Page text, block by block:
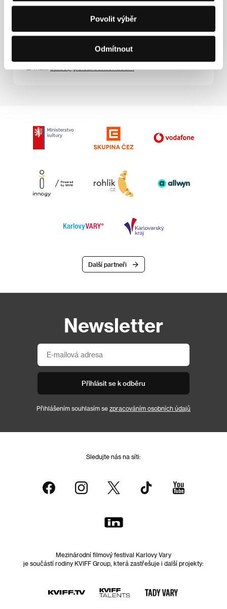
Povolit výběr
Odmítnout
59 - 61 Passage Choiseul, 75002, Paris
Další partneři
Newsletter
Přihlásit se k odběru
Přihlášením souhlasím se zpracováním osobních údajů
Sledujte nás na síti:
Mezinárodní filmový festival Karlovy Vary
je součástí rodiny KVIFF Group, která zastřešuje i další projekty: